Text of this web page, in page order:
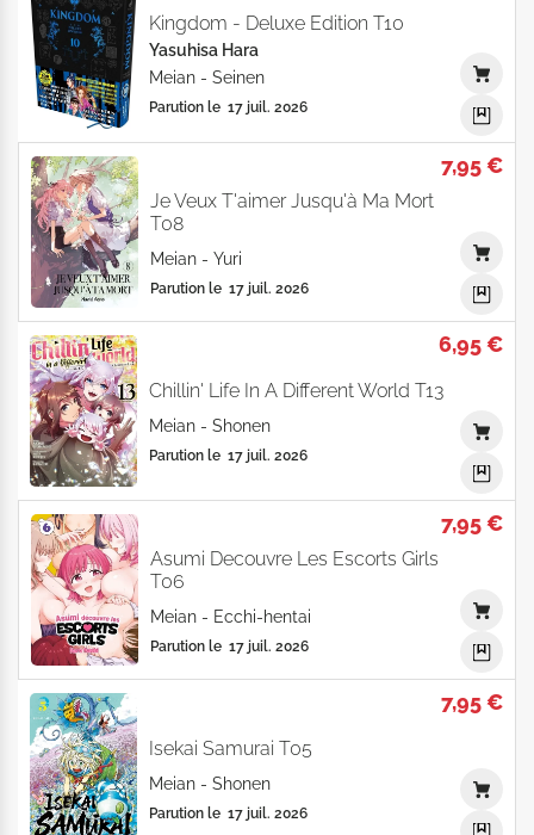
Kingdom - Deluxe Edition T10
Yasuhisa Hara
Meian - Seinen
Parution le 17 juil. 2026
7,95 €
Je Veux T'aimer Jusqu'à Ma Mort
T08
Meian - Yuri
Parution le 17 juil. 2026
6,95 €
Chillin' Life In A Different World T13
Meian - Shonen
Parution le 17 juil. 2026
7,95 €
Asumi Decouvre Les Escorts Girls
T06
Meian - Ecchi-hentai
Parution le 17 juil. 2026
7,95 €
Isekai Samurai T05
Meian - Shonen
Parution le 17 juil. 2026